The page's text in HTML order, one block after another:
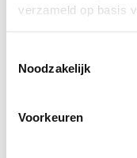
verzameld op basis
Noodzakelijk
Voorkeuren